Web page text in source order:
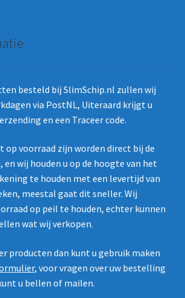
besteld bij SlimSchip.nl zullen wij
via PostNL, Uiteraard krijgt u
en een Traceer code.
op voorraad zijn worden direct bij de
wij houden u op de hoogte van het
te houden met een levertijd van
meestal gaat dit sneller. Wij
op peil te houden, echter kunnen
wat wij verkopen.
producten dan kunt u gebruik maken
, voor vragen over uw bestelling
u bellen of mailen.